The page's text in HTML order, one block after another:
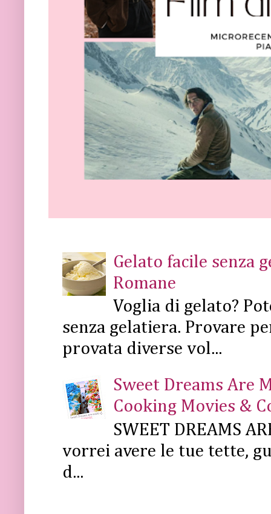
Gelato facile senza
Romane
Voglia di gelato?
senza gelatiera. Provare
provata diverse vol...
Sweet Dreams Are
Cooking Movies &
SWEET DREAMS
vorrei avere le tue tette,
d...